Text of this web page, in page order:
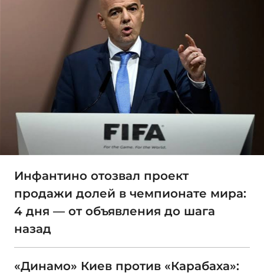
Инфантино отозвал проект
продажи долей в чемпионате мира:
4 дня — от объявления до шага
назад
«Динамо» Киев против «Карабаха»: